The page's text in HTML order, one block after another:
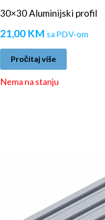
30×30 Aluminijski profil
21,00 KM sa PDV-om
Pročitaj više
Nema na stanju